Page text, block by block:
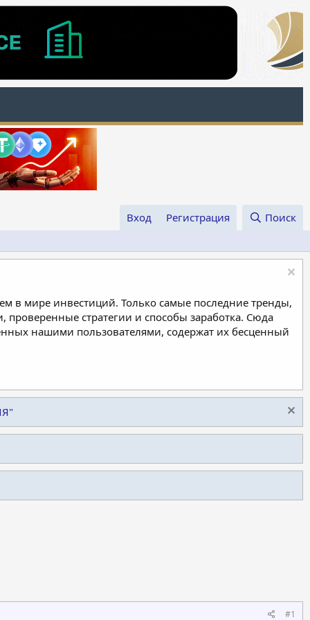
Вход Регистрация Поиск
в мире инвестиций. Только самые последние тренды,
стратегии и способы заработка. Сюда
нашими пользователями, содержат их бесценный
#1